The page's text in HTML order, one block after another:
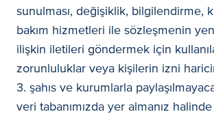
sunulması, değişiklik, bilgilendirme,
bakım hizmetleri ile sözleşmenin
ilişkin iletileri göndermek için
zorunluluklar veya kişilerin izni
3. şahıs ve kurumlarla
veri tabanımızda yer almanız halinde